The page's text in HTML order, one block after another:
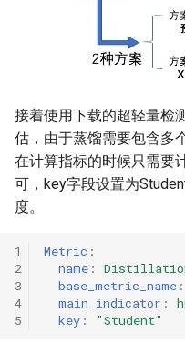
接着使用下载的超轻量检
估，由于蒸馏需要包含多
在计算指标的时候只需要
可，key字段设置为
度。
1
2
3
4
5
Metric :
name :
base_metric_name :
main_indicator :
key : "Student"